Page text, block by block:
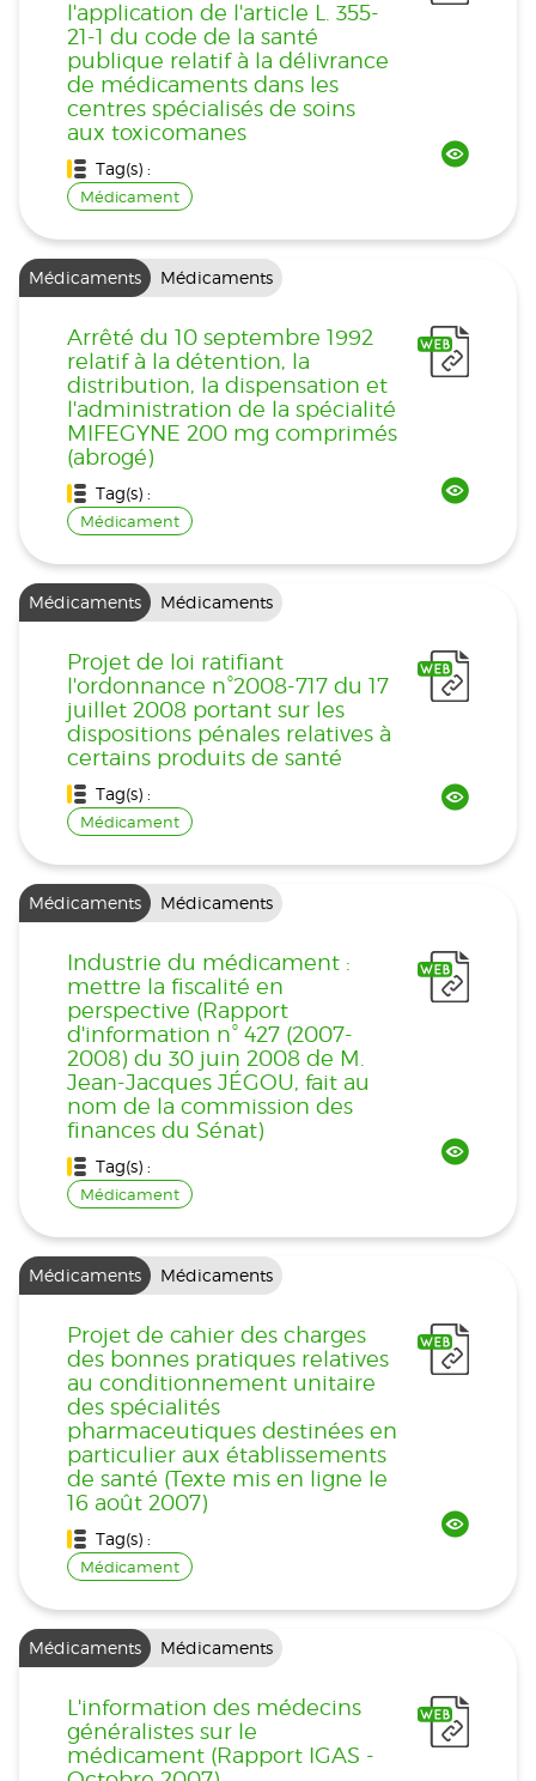
l'application de l'article L. 355-
21-1 du code de la santé
publique relatif à la délivrance
de médicaments dans les
centres spécialisés de soins
aux toxicomanes
Tag(s) :
Médicament
Médicaments Médicaments
Arrêté du 10 septembre 1992
relatif à la détention, la
distribution, la dispensation et
l'administration de la spécialité
MIFEGYNE 200 mg comprimés
(abrogé)
Tag(s) :
Médicament
Médicaments Médicaments
Projet de loi ratifiant
l'ordonnance n°2008-717 du 17
juillet 2008 portant sur les
dispositions pénales relatives à
certains produits de santé
Tag(s) :
Médicament
Médicaments Médicaments
Industrie du médicament :
mettre la fiscalité en
perspective (Rapport
d'information n° 427 (2007-
2008) du 30 juin 2008 de M.
Jean-Jacques JÉGOU, fait au
nom de la commission des
finances du Sénat)
Tag(s) :
Médicament
Médicaments Médicaments
Projet de cahier des charges
des bonnes pratiques relatives
au conditionnement unitaire
des spécialités
pharmaceutiques destinées en
particulier aux établissements
de santé (Texte mis en ligne le
16 août 2007)
Tag(s) :
Médicament
Médicaments Médicaments
L'information des médecins
généralistes sur le
médicament (Rapport IGAS -